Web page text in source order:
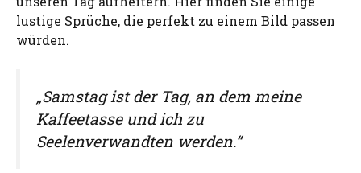
lustige Sprüche, die perfekt zu einem Bild passen
würden.
„Samstag ist der Tag, an dem meine
Kaffeetasse und ich zu
Seelenverwandten werden.“